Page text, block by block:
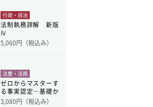
行政・自治
法制執務詳解 新版
Ⅳ
5,060円（税込み）
法曹・法務
ゼロからマスターす
る事実認定―基礎か
ら学
3,080円（税込み）